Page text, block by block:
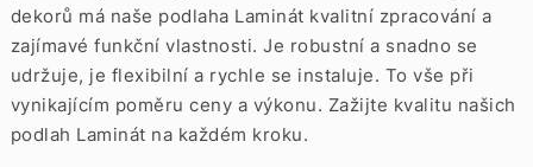
dekorů má naše podlaha Laminát kvalitní zpracování a
zajímavé funkční vlastnosti. Je robustní a snadno se
udržuje, je flexibilní a rychle se instaluje. To vše při
vynikajícím poměru ceny a výkonu. Zažijte kvalitu našich
podlah Laminát na každém kroku.